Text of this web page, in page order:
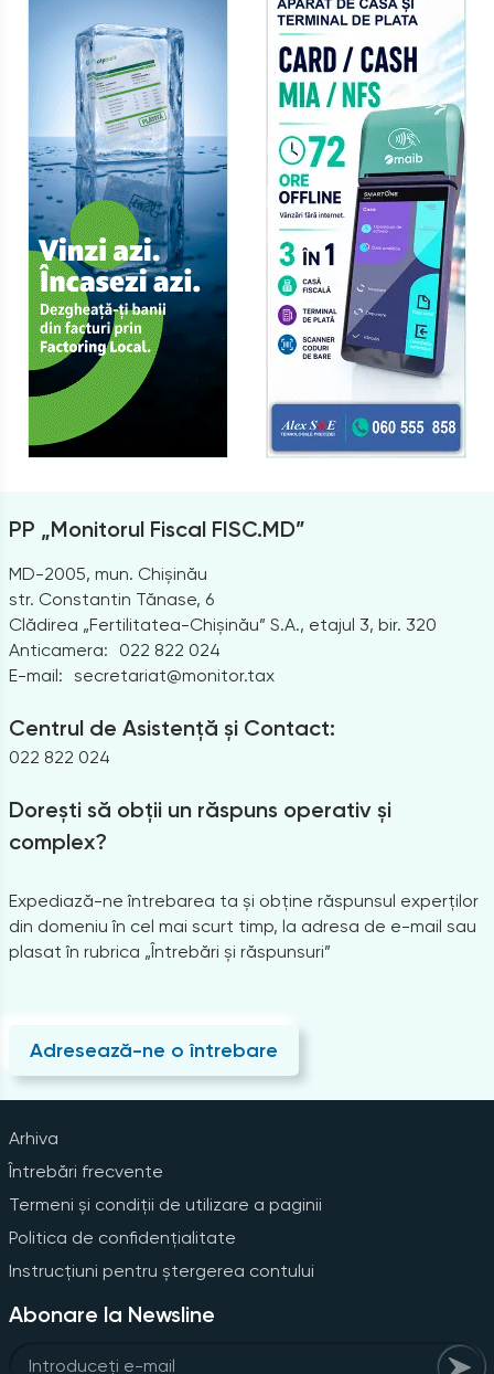
PP „Monitorul Fiscal FISC.MD”
MD-2005, mun. Chișinău
str. Constantin Tănase, 6
Clădirea „Fertilitatea-Chișinău” S.A., etajul 3, bir. 320
Anticamera:
022 822 024
E-mail: secretariat@monitor.tax
Centrul de Asistență și Contact:
022 822 024
Dorești să obții un răspuns operativ și
complex?
Expediază-ne întrebarea ta și obține răspunsul experților
din domeniu în cel mai scurt timp, la adresa de e-mail sau
plasat în rubrica „Întrebări și răspunsuri”
Adresează-ne o întrebare
Arhiva
Întrebări frecvente
Termeni și condiții de utilizare a paginii
Politica de confidențialitate
Instrucțiuni pentru ștergerea contului
Abonare la Newsline